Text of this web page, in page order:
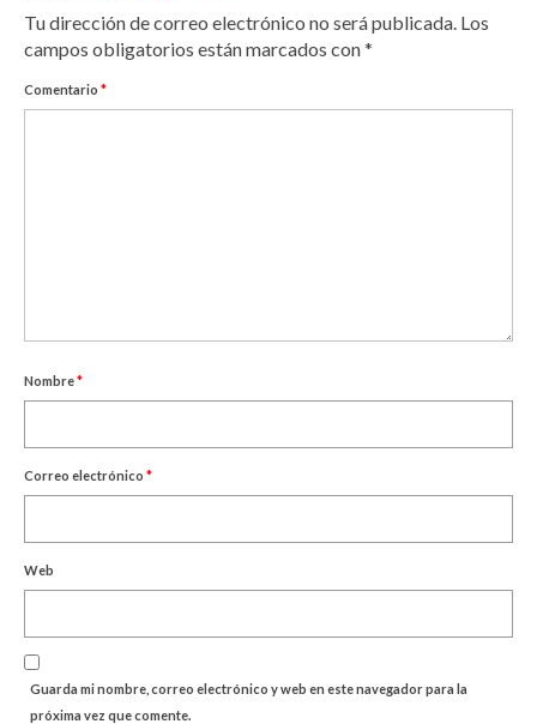
Tu dirección de correo electrónico no será publicada. Los
campos obligatorios están marcados con*
Comentario *
Nombre*
Correo electrónico *
Web
Guarda mi nombre, correo electrónico y web en este navegador para la
próxima vez que comente.